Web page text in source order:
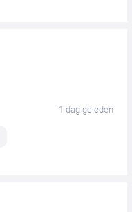
1 dag geleden